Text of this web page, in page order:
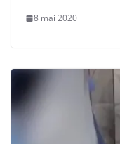
8 mai 2020